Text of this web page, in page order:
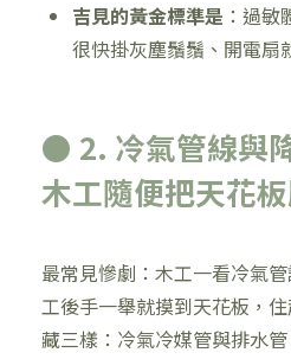
吉見的黃金標準是：過敏
很快掛灰塵鬚鬚、開電扇
● 2. 冷氣管線與
木工隨便把天花
最常見慘劇：木工一看冷氣
工後手一舉就摸到天花板，
藏三樣：冷氣冷媒管與排水